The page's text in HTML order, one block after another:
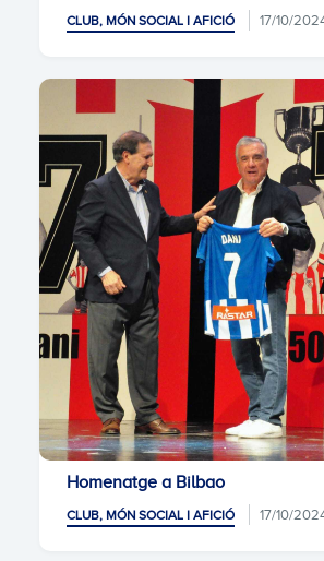
CLUB, MÓN SOCIAL I AFICIÓ 17/10/
Homenatge a Bilbao
CLUB, MÓN SOCIAL I AFICIÓ 17/10/